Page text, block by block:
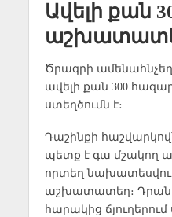
Ավելի քան
Ծրագրի
ավելի քան 300
ստեղծումն է։
Դաշինքի
պետք է գա մշակող
որտեղ
աշխատատեղ։ Դրան
հարակից